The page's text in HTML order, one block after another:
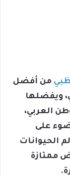
من أفضل
ويفضلها
العربي،
على
الحيوانات
ممتازة